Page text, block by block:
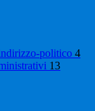
politico 4
13